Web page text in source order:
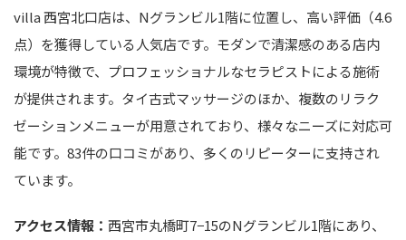
villa 西宮北口店は、Nグランビル1階に位置し、高い評価（4.6
点）を獲得している人気店です。モダンで清潔感のある店内
環境が特徴で、プロフェッショナルなセラピストによる施術
が提供されます。タイ古式マッサージのほか、複数のリラク
ゼーションメニューが用意されており、様々なニーズに対応可
能です。83件の口コミがあり、多くのリピーターに支持され
ています。
アクセス情報： 西宮市丸橋町7−15のNグランビル1階にあり、